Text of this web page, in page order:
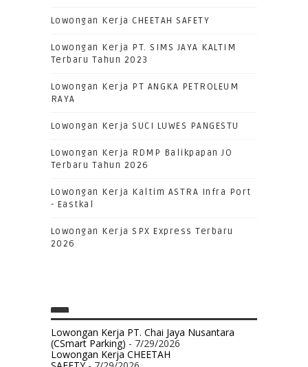
Lowongan Kerja CHEETAH SAFETY
Lowongan Kerja PT. SIMS JAYA KALTIM
Terbaru Tahun 2023
Lowongan Kerja PT ANGKA PETROLEUM
RAYA
Lowongan Kerja SUCI LUWES PANGESTU
Lowongan Kerja RDMP Balikpapan JO
Terbaru Tahun 2026
Lowongan Kerja Kaltim ASTRA Infra Port
- Eastkal
Lowongan Kerja SPX Express Terbaru
2026
Lowongan Kerja PT. Chai Jaya Nusantara
(CSmart Parking) - 7/29/2026
Lowongan Kerja CHEETAH